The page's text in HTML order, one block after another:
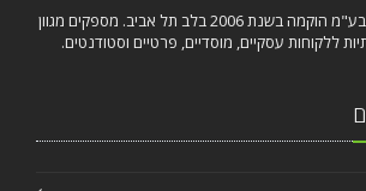
חברת בית קופי פרינט בע"מ הוקמה בשנת 2006 בלב תל אביב. מספקים מגוון
ללקוחות עסקיים, מוסדיים, פרטיים וסטודנטים.